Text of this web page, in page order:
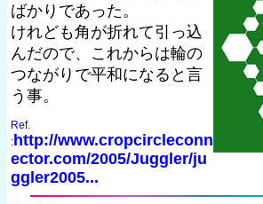
ばかりであった。
けれども角が折れて引っ込
んだので、これからは輪の
つながりで平和になると言
う事。
Ref.
: http://www.cropcircleconn
ector.com/2005/Juggler/ju
ggler2005...